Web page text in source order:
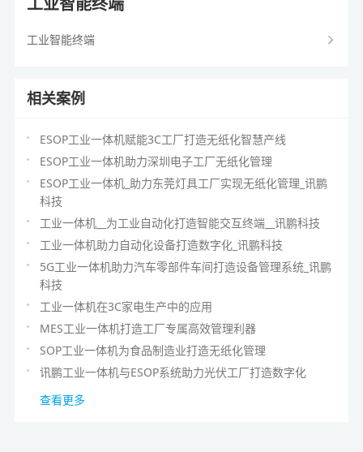
工业智能终端
相关案例
ESOP工业一体机赋能3C工厂打造无纸化智慧产线
ESOP工业一体机助力深圳电子工厂无纸化管理
ESOP工业一体机_助力东莞灯具工厂实现无纸化管理_讯鹏
科技
工业一体机__为工业自动化打造智能交互终端__讯鹏科技
工业一体机助力自动化设备打造数字化_讯鹏科技
5G工业一体机助力汽车零部件车间打造设备管理系统_讯鹏
科技
工业一体机在3C家电生产中的应用
MES工业一体机打造工厂专属高效管理利器
SOP工业一体机为食品制造业打造无纸化管理
讯鹏工业一体机与ESOP系统助力光伏工厂打造数字化
查看更多